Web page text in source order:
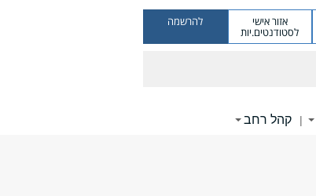
אזור אישי
לסטודנטים.יות
להרשמה
| קהל רחב